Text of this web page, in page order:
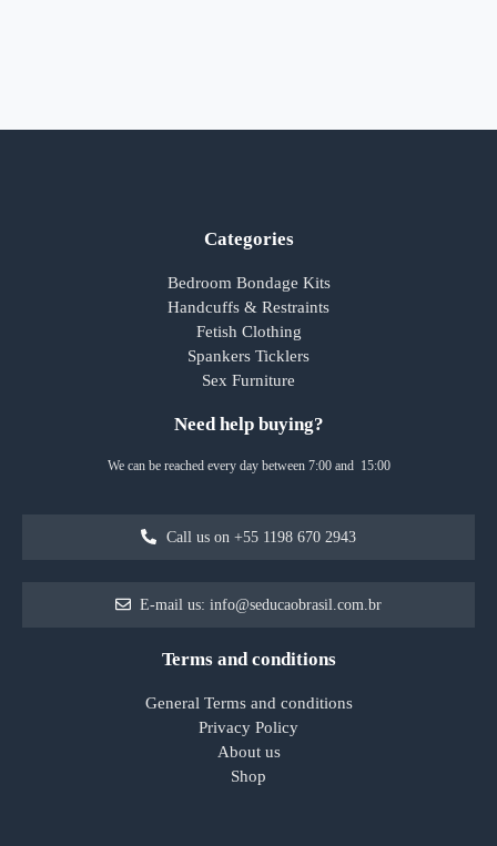
Categories
Bedroom Bondage Kits
Handcuffs & Restraints
Fetish Clothing
Spankers Ticklers
Sex Furniture
Need help buying?
We can be reached every day between 7:00 and 15:00
Call us on +55 1198 670 2943
E-mail us: info@seducaobrasil.com.br
Terms and conditions
General Terms and conditions
Privacy Policy
About us
Shop